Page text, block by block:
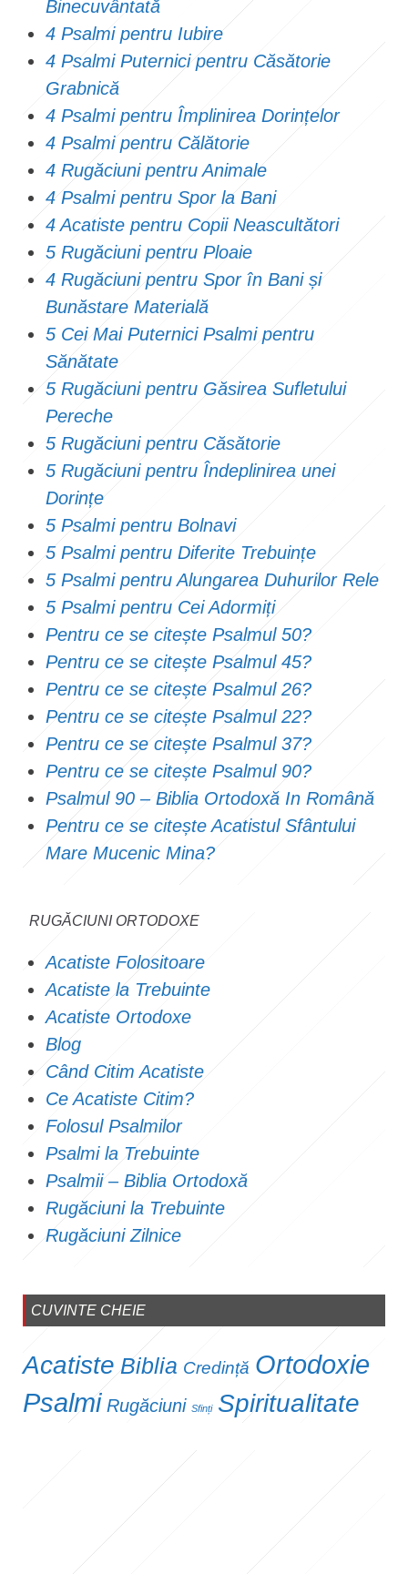
Binecuvântată
4 Psalmi pentru Iubire
4 Psalmi Puternici pentru Căsătorie
Grabnică
4 Psalmi pentru Împlinirea Dorințelor
4 Psalmi pentru Călătorie
4 Rugăciuni pentru Animale
4 Psalmi pentru Spor la Bani
4 Acatiste pentru Copii Neascultători
5 Rugăciuni pentru Ploaie
4 Rugăciuni pentru Spor în Bani și
Bunăstare Materială
5 Cei Mai Puternici Psalmi pentru
Sănătate
5 Rugăciuni pentru Găsirea Sufletului
Pereche
5 Rugăciuni pentru Căsătorie
5 Rugăciuni pentru Îndeplinirea unei
Dorințe
5 Psalmi pentru Bolnavi
5 Psalmi pentru Diferite Trebuințe
5 Psalmi pentru Alungarea Duhurilor Rele
5 Psalmi pentru Cei Adormiți
Pentru ce se citește Psalmul 50?
Pentru ce se citește Psalmul 45?
Pentru ce se citește Psalmul 26?
Pentru ce se citește Psalmul 22?
Pentru ce se citește Psalmul 37?
Pentru ce se citește Psalmul 90?
Psalmul 90 – Biblia Ortodoxă In Română
Pentru ce se citește Acatistul Sfântului
Mare Mucenic Mina?
RUGĂCIUNI ORTODOXE
Acatiste Folositoare
Acatiste la Trebuinte
Acatiste Ortodoxe
Blog
Când Citim Acatiste
Ce Acatiste Citim?
Folosul Psalmilor
Psalmi la Trebuinte
Psalmii – Biblia Ortodoxă
Rugăciuni la Trebuinte
Rugăciuni Zilnice
CUVINTE CHEIE
Acatiste Biblia Credință Ortodoxie
Psalmi Rugăciuni Sfinți Spiritualitate